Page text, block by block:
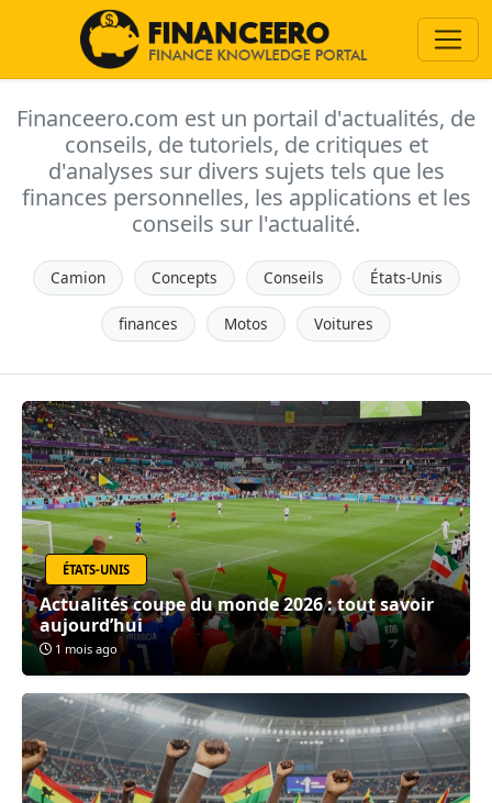
Financeero.com est un portail d'actualités, de
conseils, de tutoriels, de critiques et
d'analyses sur divers sujets tels que les
finances personnelles, les applications et les
conseils sur l'actualité.
Camion Concepts Conseils États-Unis
finances Motos Voitures
ÉTATS-UNIS
Actualités coupe du monde 2026 : tout savoir
aujourd’hui
1 mois ago